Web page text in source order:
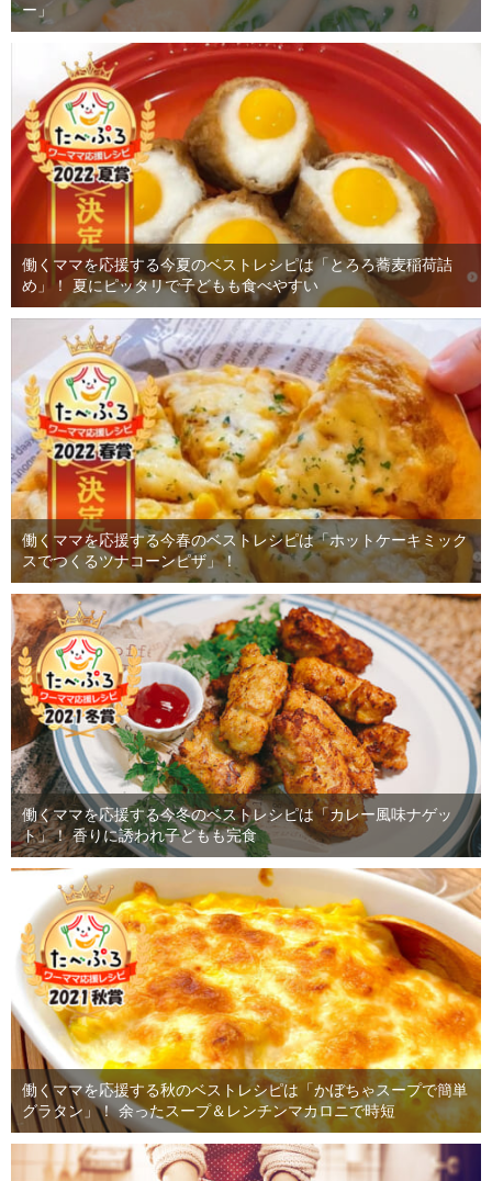
ー」
働くママを応援する今夏のベストレシピは「とろろ蕎麦稲荷詰
め」！ 夏にピッタリで子どもも食べやすい
働くママを応援する今春のベストレシピは「ホットケーキミック
スでつくるツナコーンピザ」！
働くママを応援する今冬のベストレシピは「カレー風味ナゲッ
ト」！ 香りに誘われ子どもも完食
働くママを応援する秋のベストレシピは「かぼちゃスープで簡単
グラタン」！ 余ったスープ＆レンチンマカロニで時短